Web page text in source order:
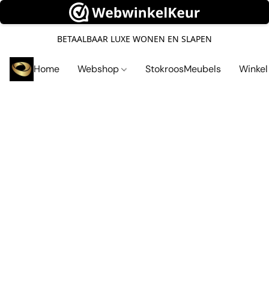
BETAALBAAR LUXE WONEN EN SLAPEN
Home Webshop StokroosMeubels